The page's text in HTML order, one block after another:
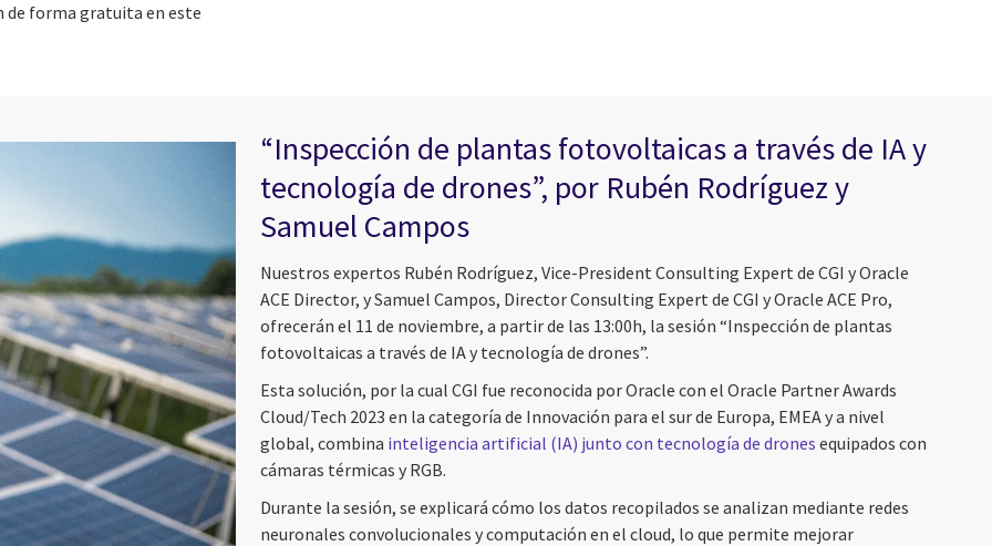
de forma gratuita en este
“Inspección de plantas fotovoltaicas a través de IA y
tecnología de drones”, por Rubén Rodríguez y
Samuel Campos
Nuestros expertos Rubén Rodríguez, Vice-President Consulting Expert de CGI y Oracle
ACE Director, y Samuel Campos, Director Consulting Expert de CGI y Oracle ACE Pro,
ofrecerán el 11 de noviembre, a partir de las 13:00h, la sesión “Inspección de plantas
fotovoltaicas a través de IA y tecnología de drones”.
Esta solución, por la cual CGI fue reconocida por Oracle con el Oracle Partner Awards
Cloud/Tech 2023 en la categoría de Innovación para el sur de Europa, EMEA y a nivel
global, combina inteligencia artificial (IA) junto con tecnología de drones equipados con
cámaras térmicas y RGB.
Durante la sesión, se explicará cómo los datos recopilados se analizan mediante redes
neuronales convolucionales y computación en el cloud, lo que permite mejorar